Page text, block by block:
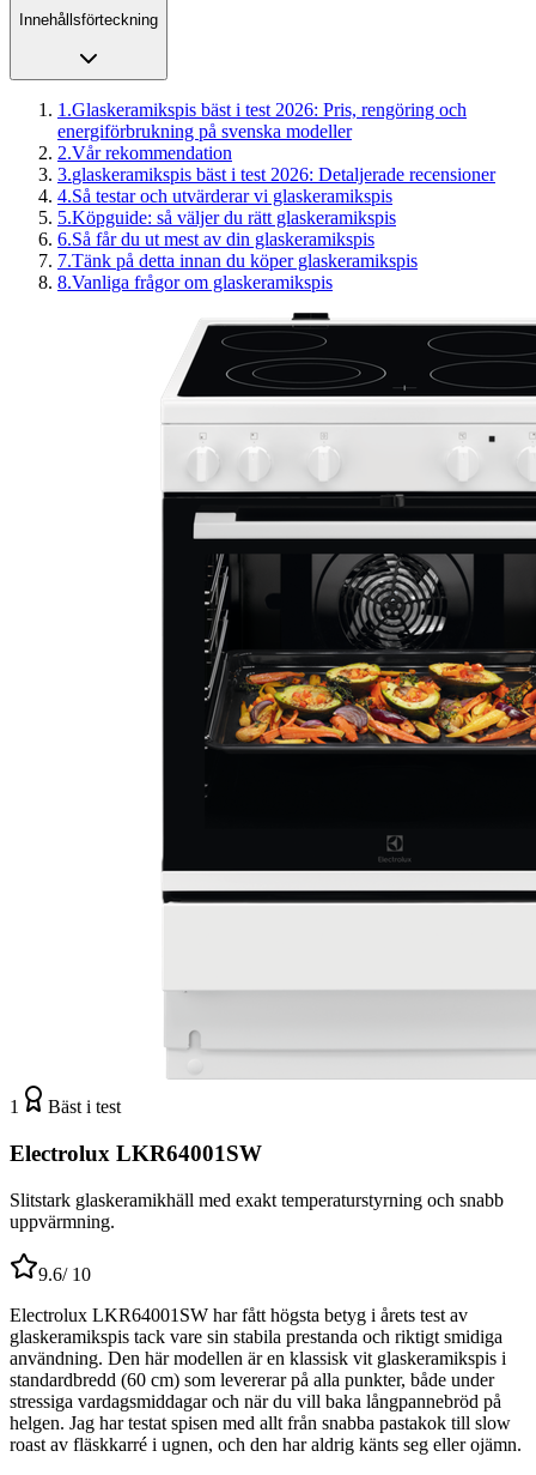
Innehållsförteckning
1 .Glaskeramikspis bäst i test 2026: Pris, rengöring och
energiförbrukning på svenska modeller
2.Vår rekommendation
3.glaskeramikspis bäst i test 2026: Detaljerade recensioner
4.Så testar och utvärderar vi glaskeramikspis
5.Köpguide: så väljer du rätt glaskeramikspis
6.Så får du ut mest av din glaskeramikspis
7.Tänk på detta innan du köper glaskeramikspis
8.Vanliga frågor om glaskeramikspis
1 Bäst i test
Electrolux LKR64001SW
Slitstark glaskeramikhäll med exakt temperaturstyrning och snabb
uppvärmning.
9.6/ 10
Electrolux LKR64001SW har fått högsta betyg i årets test av
glaskeramikspis tack vare sin stabila prestanda och riktigt smidiga
användning. Den här modellen är en klassisk vit glaskeramikspis i
standardbredd (60 cm) som levererar på alla punkter, både under
stressiga vardagsmiddagar och när du vill baka långpannebröd på
helgen. Jag har testat spisen med allt från snabba pastakok till slow
roast av fläskkarré i ugnen, och den har aldrig känts seg eller ojämn.